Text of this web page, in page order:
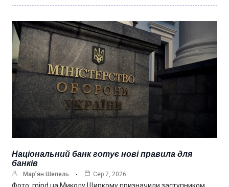
Національний банк готує нові правила для
банків
Мар’ян Шепель Сер 7, 2026